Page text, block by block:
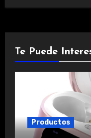
Te Puede
Productos